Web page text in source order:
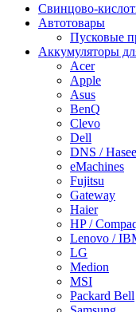
Cвинцово-
Автотовары
Пусковые
Аккумуляторы
Acer
Apple
Asus
BenQ
Clevo
Dell
DNS / Hasee
eMachines
Fujitsu
Gateway
Haier
HP /
Lenovo /
LG
Medion
MSI
Packard Bell